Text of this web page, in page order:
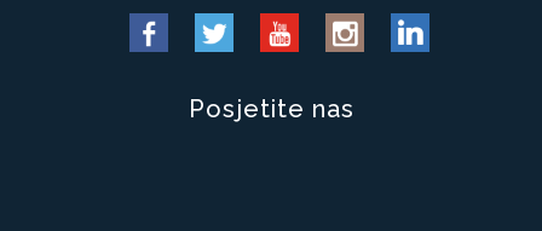
Posjetite nas